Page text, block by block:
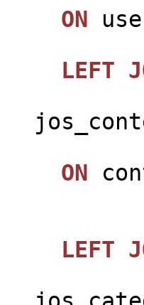
ON
LEFT
ON
LEFT